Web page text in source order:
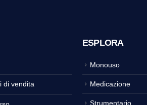
di vendita
ESPLORA
Monouso
Medicazione
Strumentario